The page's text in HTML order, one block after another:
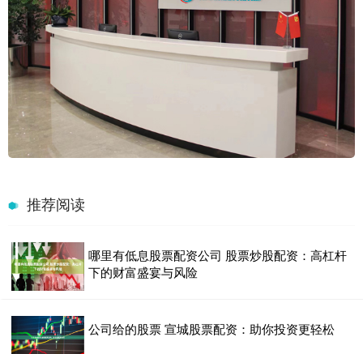
推荐阅读
哪里有低息股票配资公司 股票炒股配资：高杠杆
下的财富盛宴与风险
公司给的股票 宣城股票配资：助你投资更轻松